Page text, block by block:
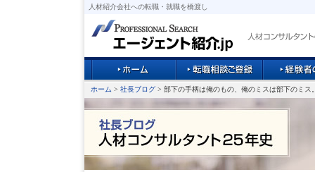
人材紹介会社への転職・就職を橋渡し
ホーム > 社長ブログ > 部下の手柄は俺のもの、俺のミスは部下のミス